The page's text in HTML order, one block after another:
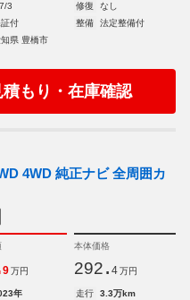
3 修復
なし
付 整備
法定整備付
県 豊橋市
積もり・在庫確認
4WD 純正ナビ 全周囲カ
9 万円
本体価格
292. 4 万円
年 走行
3.3万km